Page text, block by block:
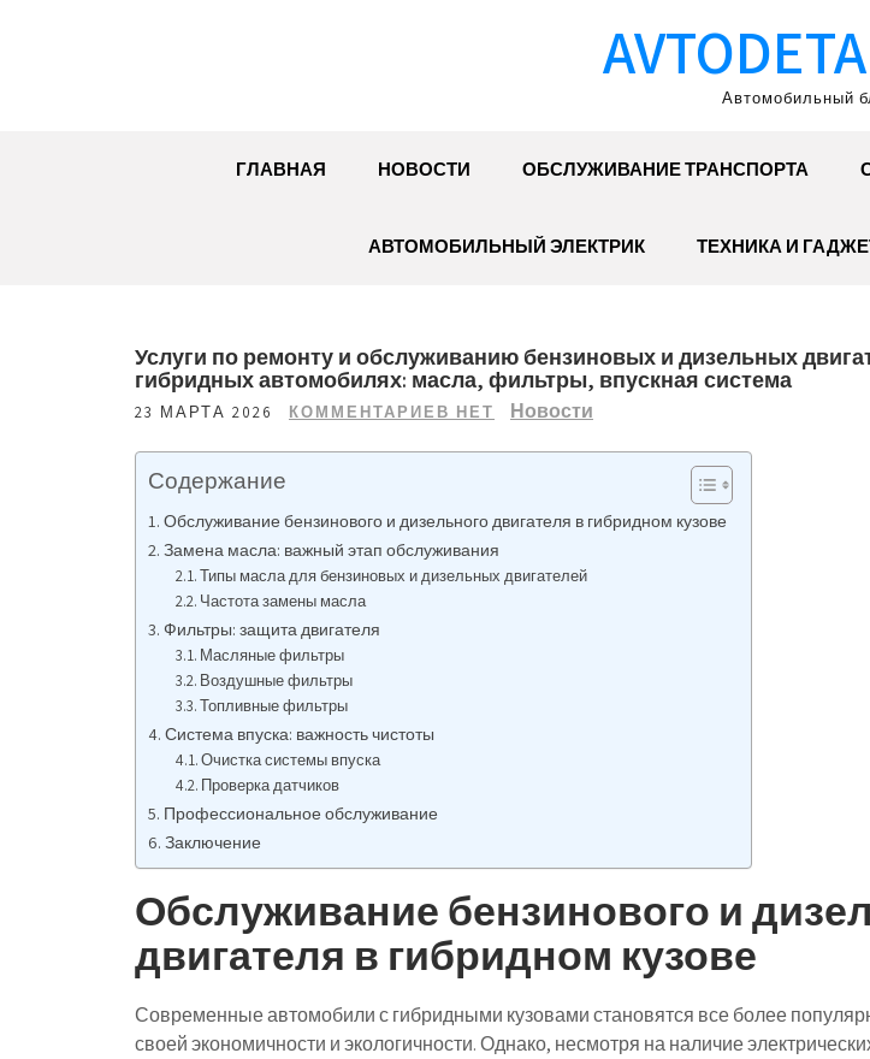
Автомобильный
ГЛАВНАЯ НОВОСТИ ОБСЛУЖИВАНИЕ ТРАНСПОРТА
АВТОМОБИЛЬНЫЙ ЭЛЕКТРИК ТЕХНИКА И
Услуги по ремонту и обслуживанию бензиновых и дизельных
гибридных автомобилях: масла, фильтры, впускная система
23 МАРТА 2026 КОММЕНТАРИЕВ НЕТ Новости
Содержание
Обслуживание бензинового и дизельного двигателя в гибридном кузове
Замена масла: важный этап обслуживания
Типы масла для бензиновых и дизельных двигателей
Частота замены масла
Фильтры: защита двигателя
Масляные фильтры
Воздушные фильтры
Топливные фильтры
Система впуска: важность чистоты
Очистка системы впуска
Проверка датчиков
Профессиональное обслуживание
Заключение
Обслуживание бензинового и
двигателя в гибридном кузове
Современные автомобили с гибридными кузовами становятся все более
своей экономичности и экологичности. Однако, несмотря на наличие